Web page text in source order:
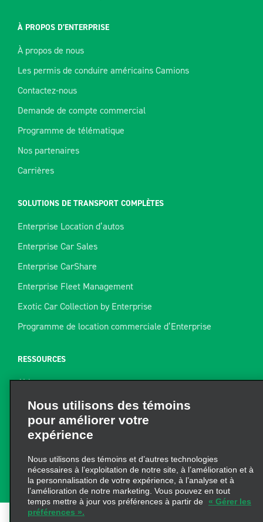
À PROPOS D’ENTERPRISE
À propos de nous
Les permis de conduire américains Camions
Contactez-nous
Demande de compte commercial
Programme de télématique
Nos partenaires
Carrières
SOLUTIONS DE TRANSPORT COMPLÈTES
Enterprise Location d’autos
Enterprise Car Sales
Enterprise CarShare
Enterprise Fleet Management
Exotic Car Collection by Enterprise
Programme de location commerciale d’Enterprise
RESSOURCES
Aide
Plan du site
Guide de remorquage
Ressources pour la location
Trouver un reçu
Nous utilisons des témoins
pour améliorer votre
expérience
Nous utilisons des témoins et d’autres technologies
nécessaires à l’exploitation de notre site, à l’amélioration et à
la personnalisation de votre expérience, à l’analyse et à
l’amélioration de notre marketing. Vous pouvez en tout
temps mettre à jour vos préférences à partir de « Gérer les
préférences ».